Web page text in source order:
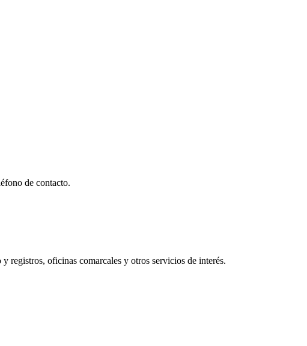
de contacto.
registros, oficinas comarcales y otros servicios de interés.